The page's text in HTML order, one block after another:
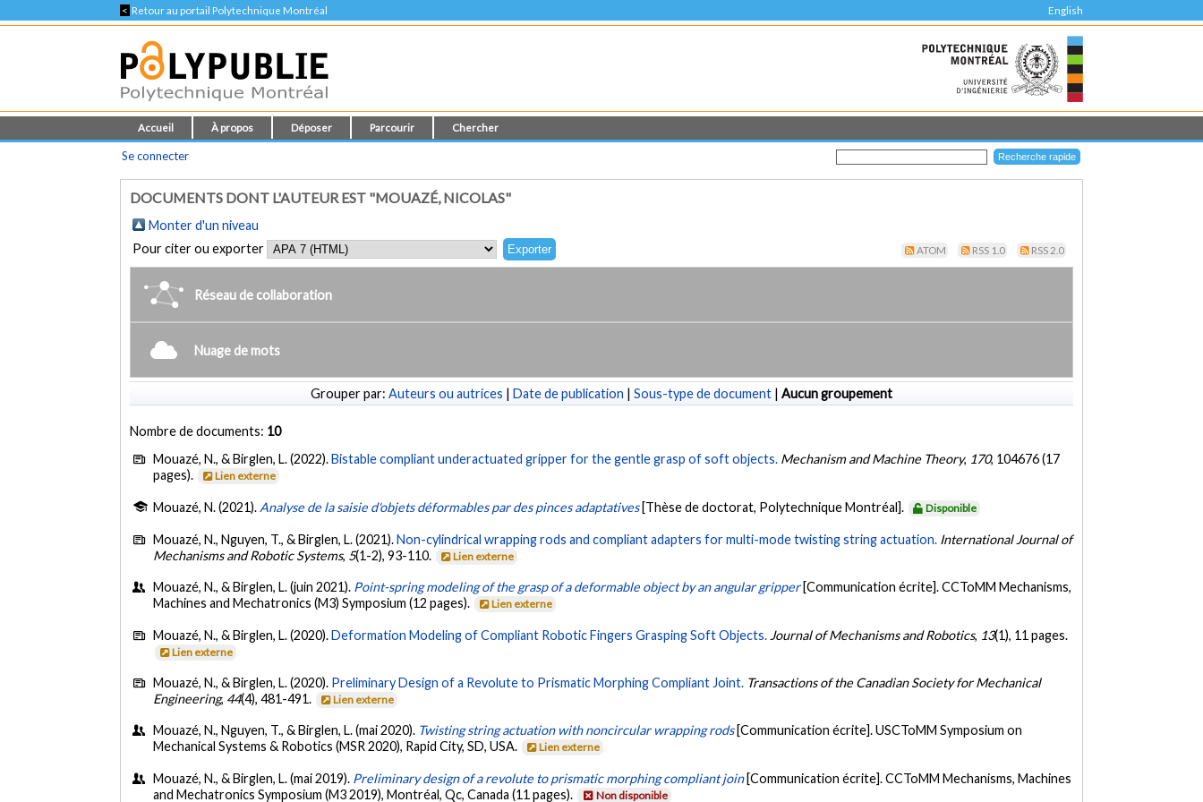
< Retour au portail Polytechnique Montréal English
Accueil À propos Déposer Parcourir Chercher
Se connecter
DOCUMENTS DONT L'AUTEUR EST "MOUAZÉ, NICOLAS"
Monter d'un niveau
Pour citer ou exporter
ATOM RSS 1.0 RSS 2.0
Réseau de collaboration
Nuage de mots
Grouper par: Auteurs ou autrices | Date de publication | Sous-type de document | Aucun groupement
Nombre de documents: 10
Mouazé, N., & Birglen, L. (2022).Bistable compliant underactuated gripper for the gentle grasp of soft objects. Mechanism and Machine Theory, 170, 104676 (17
pages).
Lien externe
Mouazé, N. (2021). Analyse de la saisie d'objets déformables par des pinces adaptatives [Thèse de doctorat, Polytechnique Montréal]. Disponible
Mouazé, N., Nguyen, T., & Birglen, L. (2021).Non-cylindrical wrapping rods and compliant adapters for multi-mode twisting string actuation. International Journal of
Mechanisms and Robotic Systems, 5(1-2), 93-110. Lien externe
Mouazé, N., & Birglen, L. (juin 2021). Point-spring modeling of the grasp of a deformable object by an angular gripper [Communication écrite]. CCToMM Mechanisms,
Machines and Mechatronics (M3) Symposium (12 pages).
Lien externe
Mouazé, N., & Birglen, L. (2020).Deformation Modeling of Compliant Robotic Fingers Grasping Soft Objects. Journal of Mechanisms and Robotics, 13(1), 11 pages.
Lien externe
Mouazé, N., & Birglen, L. (2020). Preliminary Design of a Revolute to Prismatic Morphing Compliant Joint. Transactions of the Canadian Society for Mechanical
Engineering, 44(4), 481-491. Lien externe
Mouazé, N., Nguyen, T., & Birglen, L. (mai 2020). Twisting string actuation with noncircular wrapping rods [Communication écrite]. USCToMM Symposium on
Mechanical Systems & Robotics (MSR 2020), Rapid City, SD, USA.
Lien externe
Mouazé, N., & Birglen, L. (mai 2019). Preliminary design of a revolute to prismatic morphing compliant join [Communication écrite]. CCToMM Mechanisms, Machines
and Mechatronics Symposium (M3 2019), Montréal, Qc, Canada (11 pages).
Non disponible